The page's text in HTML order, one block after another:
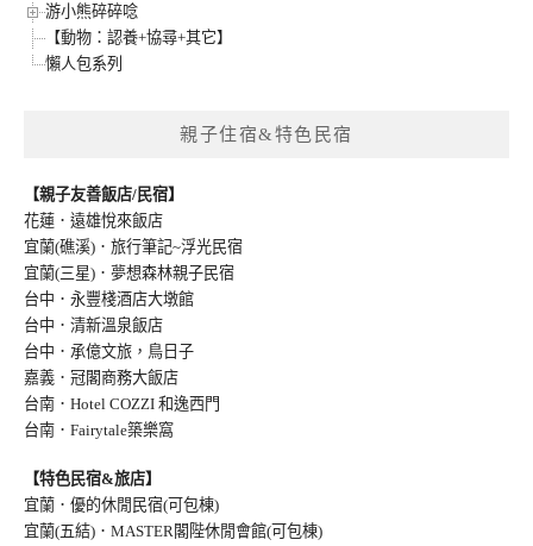
游小熊碎碎唸
【動物：認養+協尋+其它】
懶人包系列
親子住宿&特色民宿
【親子友善飯店/民宿】
花蓮．遠雄悅來飯店
宜蘭(礁溪)．旅行筆記~浮光民宿
宜蘭(三星)．夢想森林親子民宿
台中．永豐棧酒店大墩館
台中．清新溫泉飯店
台中．承億文旅，鳥日子
嘉義．冠閣商務大飯店
台南．Hotel COZZI 和逸西門
台南．Fairytale築樂窩
【特色民宿&旅店】
宜蘭．優的休閒民宿(可包棟)
宜蘭(五結)．MASTER閣陛休閒會館(可包棟)